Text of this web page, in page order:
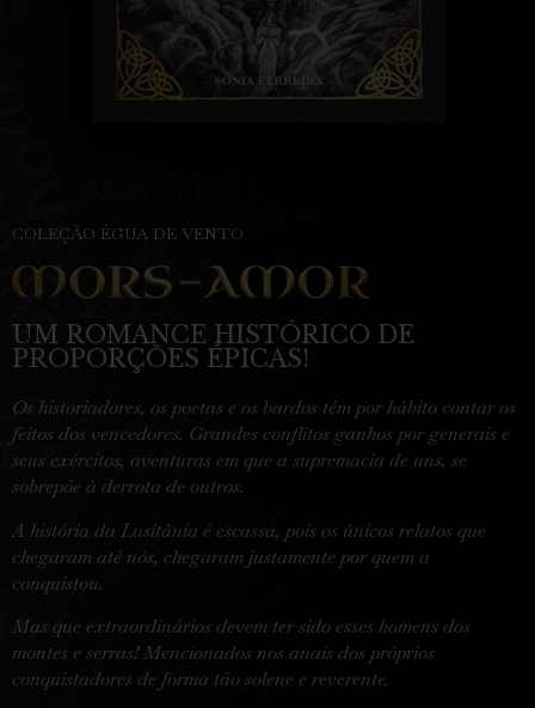
COLEÇÃO ÉGUA DE VENTO
UM ROMANCE HISTÓRICO DE
PROPORÇÕES ÉPICAS!
Os historiadores, os poetas e os bardos têm por hábito contar os
feitos dos vencedores. Grandes conflitos ganhos por generais e
seus exércitos, aventuras em que a supremacia de uns, se
sobrepõe à derrota de outros.
A história da Lusitânia é escassa, pois os únicos relatos que
chegaram até nós, chegaram justamente por quem a
conquistou.
Mas que extraordinários devem ter sido esses homens dos
montes e serras! Mencionados nos anais dos próprios
conquistadores de forma tão solene e reverente.